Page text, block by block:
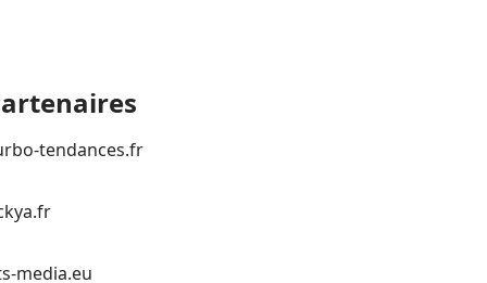
tendances.fr
media.eu